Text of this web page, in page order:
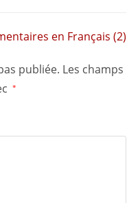
en Français (2)
publiée. Les champs
*